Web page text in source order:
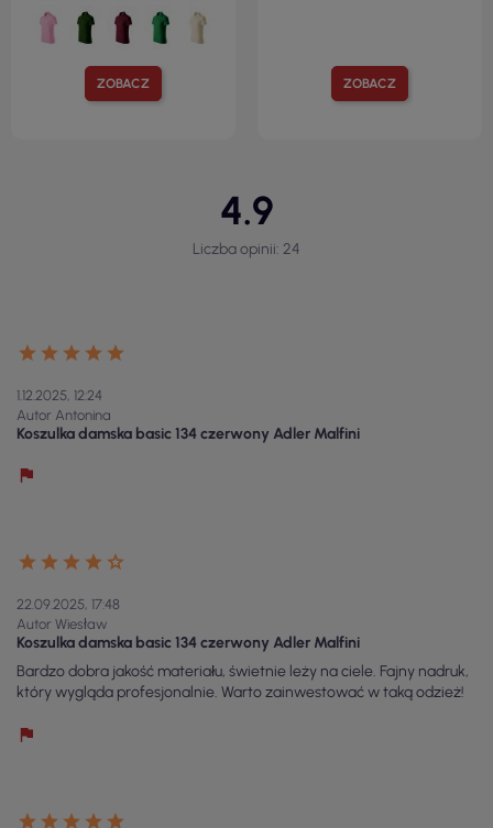
ZOBACZ ZOBACZ
4.9
Liczba opinii: 24
1.12.2025, 12:24
Autor Antonina
Koszulka damska basic 134 czerwony Adler Malfini
22.09.2025, 17:48
Autor Wiesław
Koszulka damska basic 134 czerwony Adler Malfini
Bardzo dobra jakość materiału, świetnie leży na ciele. Fajny nadruk,
który wygląda profesjonalnie. Warto zainwestować w taką odzież!